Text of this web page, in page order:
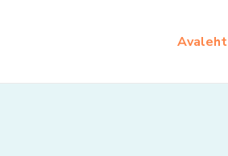
Avaleht